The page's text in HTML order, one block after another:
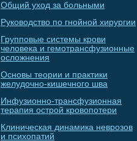
Общий уход за больными
Руководство по гнойной хирургии
Групповые системы крови
человека и гемотрансфузионные
осложнения
Основы теории и практики
желудочно-кишечного шва
Инфузионно-трансфузионная
терапия острой кровопотери
Клиническая динамика неврозов
и психопатий